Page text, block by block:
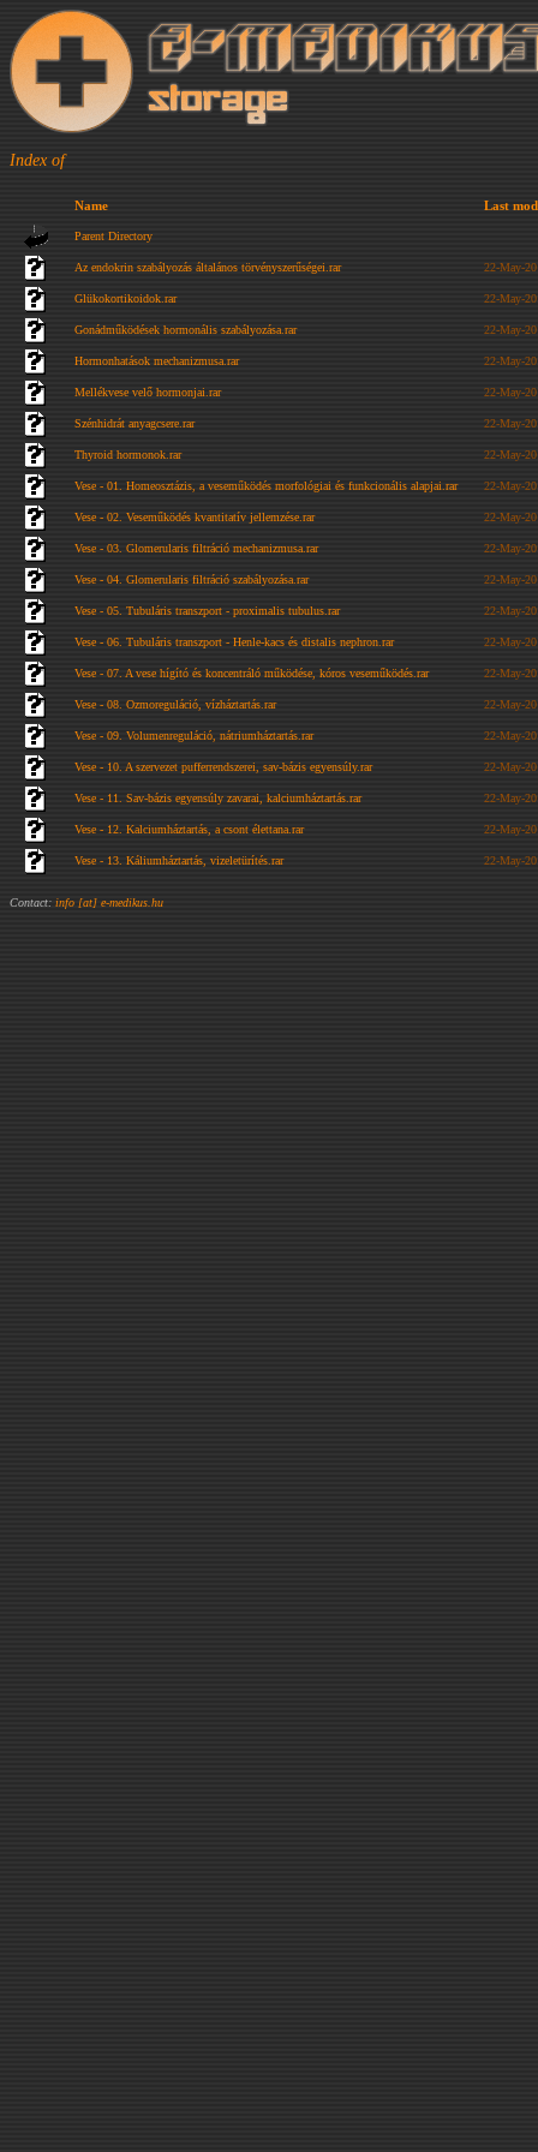
Index of
Name Last
Parent Directory
Az endokrin szabályozás általános törvényszerűségei.rar 22-May-
Glükokortikoidok.rar 22-May-
Gonádműködések hormonális szabályozása.rar 22-May-
Hormonhatások mechanizmusa.rar 22-May-
Mellékvese velő hormonjai.rar 22-May-
Szénhidrát anyagcsere.rar 22-May-
Thyroid hormonok.rar 22-May-
Vese - 01. Homeosztázis, a veseműködés morfológiai és funkcionális alapjai.rar 22-May-
Vese - 02. Veseműködés kvantitatív jellemzése.rar 22-May-
Vese - 03. Glomerularis filtráció mechanizmusa.rar 22-May-
Vese - 04. Glomerularis filtráció szabályozása.rar 22-May-
Vese - 05. Tubuláris transzport - proximalis tubulus.rar 22-May-
Vese - 06. Tubuláris transzport - Henle-kacs és distalis nephron.rar 22-May-
Vese - 07. A vese hígító és koncentráló működése, kóros veseműködés.rar 22-May-
Vese - 08. Ozmoreguláció, vízháztartás.rar 22-May-
Vese - 09. Volumenreguláció, nátriumháztartás.rar 22-May-
Vese - 10. A szervezet pufferrendszerei, sav-bázis egyensúly.rar 22-May-
Vese - 11. Sav-bázis egyensúly zavarai, kalciumháztartás.rar 22-May-
Vese - 12. Kalciumháztartás, a csont élettana.rar 22-May-
Vese - 13. Káliumháztartás, vizeletürítés.rar 22-May-
Contact: info [at] e-medikus.hu